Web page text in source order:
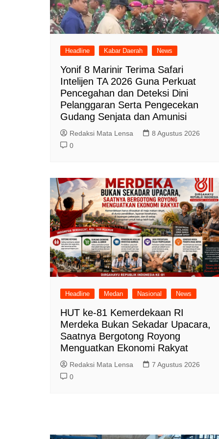
Headline Kabar Daerah News
Yonif 8 Marinir Terima Safari
Intelijen TA 2026 Guna Perkuat
Pencegahan dan Deteksi Dini
Pelanggaran Serta Pengecekan
Gudang Senjata dan Amunisi
Redaksi Mata Lensa
8 Agustus 2026
0
Headline Medan Nasional News
HUT ke-81 Kemerdekaan RI
Merdeka Bukan Sekadar Upacara,
Saatnya Bergotong Royong
Menguatkan Ekonomi Rakyat
Redaksi Mata Lensa
7 Agustus 2026
0